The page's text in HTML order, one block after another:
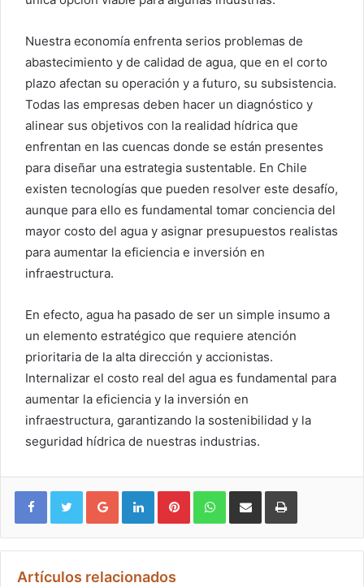
Nuestra economía enfrenta serios problemas de
abastecimiento y de calidad de agua, que en el corto
plazo afectan su operación y a futuro, su subsistencia.
Todas las empresas deben hacer un diagnóstico y
alinear sus objetivos con la realidad hídrica que
enfrentan en las cuencas donde se están presentes
para diseñar una estrategia sustentable. En Chile
existen tecnologías que pueden resolver este desafío,
aunque para ello es fundamental tomar conciencia del
mayor costo del agua y asignar presupuestos realistas
para aumentar la eficiencia e inversión en
infraestructura.
En efecto, agua ha pasado de ser un simple insumo a
un elemento estratégico que requiere atención
prioritaria de la alta dirección y accionistas.
Internalizar el costo real del agua es fundamental para
aumentar la eficiencia y la inversión en
infraestructura, garantizando la sostenibilidad y la
seguridad hídrica de nuestras industrias.
Google+ LinkedIn Pinterest WhatsApp
Artículos relacionados